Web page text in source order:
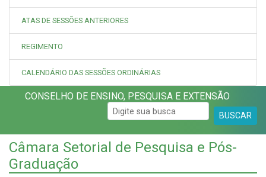
ATAS DE SESSÕES ANTERIORES
REGIMENTO
CALENDÁRIO DAS SESSÕES ORDINÁRIAS
CONSELHO DE ENSINO, PESQUISA E EXTENSÃO
BUSCAR
Câmara Setorial de Pesquisa e Pós-
Graduação